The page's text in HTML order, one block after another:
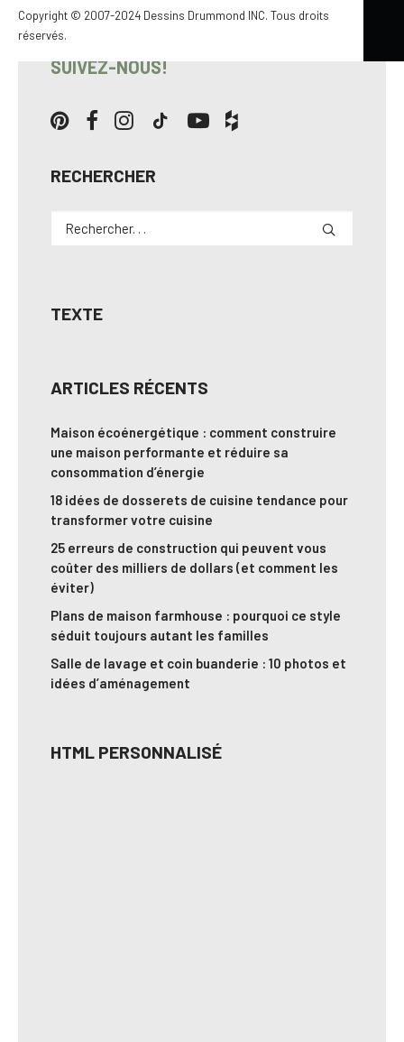
Copyright © 2007-2024 Dessins Drummond INC. Tous droits
réservés.
SUIVEZ-NOUS!
RECHERCHER
TEXTE
ARTICLES RÉCENTS
Maison écoénergétique : comment construire
une maison performante et réduire sa
consommation d’énergie
18 idées de dosserets de cuisine tendance pour
transformer votre cuisine
25 erreurs de construction qui peuvent vous
coûter des milliers de dollars (et comment les
éviter)
Plans de maison farmhouse : pourquoi ce style
séduit toujours autant les familles
Salle de lavage et coin buanderie : 10 photos et
idées d’aménagement
HTML PERSONNALISÉ